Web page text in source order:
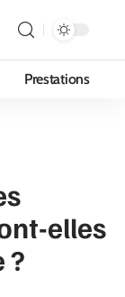
Prestations
elles
?